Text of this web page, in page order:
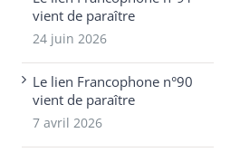
vient de paraître
24 juin 2026
Le lien Francophone n°90
vient de paraître
7 avril 2026